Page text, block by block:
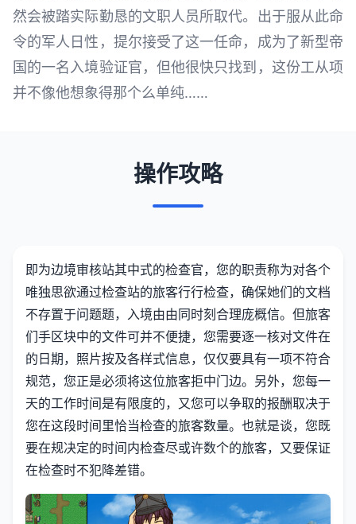
然会被踏实际勤恳的文职人员所取代。出于服从此命
令的军人日性，提尔接受了这一任命，成为了新型帝
国的一名入境验证官，但他很快只找到，这份工从项
并不像他想象得那个么单纯……
操作攻略
即为边境审核站其中式的检查官，您的职责称为对各个
唯独思欲通过检查站的旅客行行检查，确保她们的文档
不存置于问题题，入境由由同时刻合理庞概信。但旅客
们手区块中的文件可并不便捷，您需要逐一核对文件在
的日期，照片按及各样式信息，仅仅要具有一项不符合
规范，您正是必须将这位旅客拒中门边。另外，您每一
天的工作时间是有限度的，又您可以争取的报酬取决于
您在这段时间里恰当检查的旅客数量。也就是谈，您既
要在规决定的时间内检查尽或许数个的旅客，又要保证
在检查时不犯降差错。